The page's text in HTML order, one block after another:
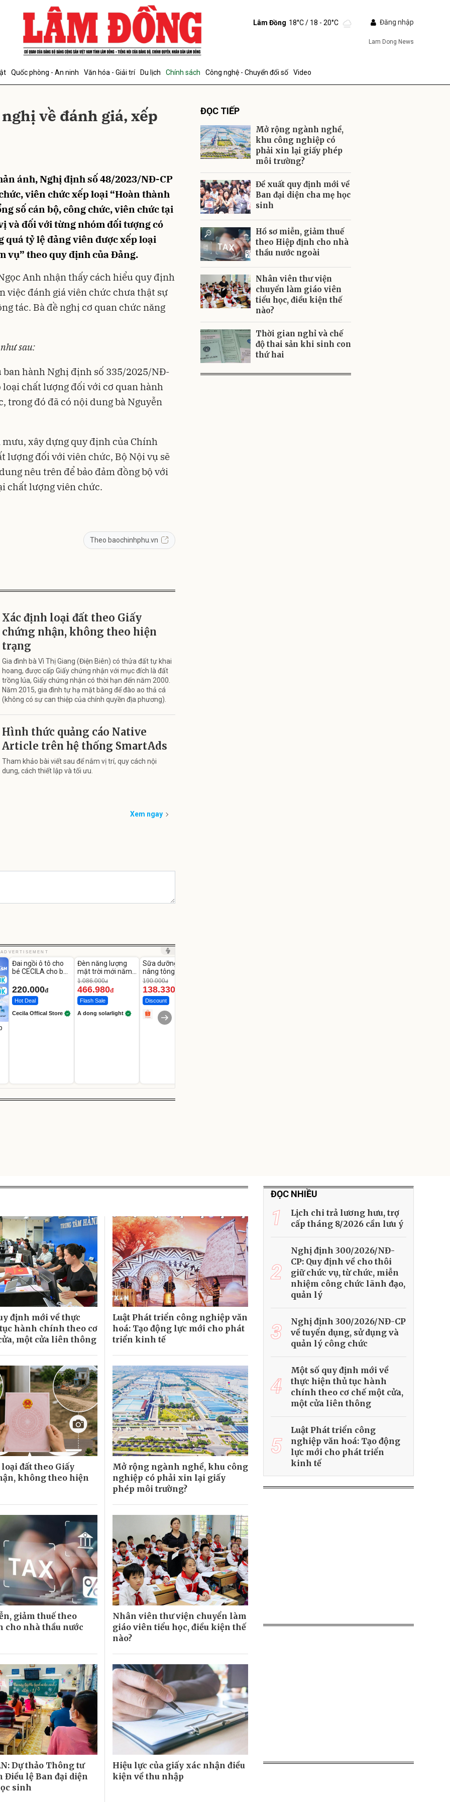
Lâm Đồng 18°C/ 18 - 20°C Đăng nhập
Lam Dong News
Quốc phòng - An ninh Văn hóa - Giải trí Du lịch Chính sách Công nghệ - Chuyển đổi số Video
về đánh giá, xếp
ánh, Nghị định số 48/2023/NĐ-CP
viên chức xếp loại “Hoàn thành
số cán bộ, công chức, viên chức tại
và đối với từng nhóm đối tượng có
tỷ lệ đảng viên được xếp loại
vụ” theo quy định của Đảng.
Anh nhận thấy cách hiểu quy định
việc đánh giá viên chức chưa thật sự
tác. Bà đề nghị cơ quan chức năng
sau:
hành Nghị định số 335/2025/NĐ-
chất lượng đối với cơ quan hành
trong đó đã có nội dung bà Nguyễn
xây dựng quy định của Chính
lượng đối với viên chức, Bộ Nội vụ sẽ
nêu trên để bảo đảm đồng bộ với
chất lượng viên chức.
Theo baochinhphu.vn
Xác định loại đất theo Giấy
chứng nhận, không theo hiện
trạng
Gia đình bà Vì Thị Giang (Điện Biên) có thửa đất tự khai
hoang, được cấp Giấy chứng nhận với mục đích là đất
trồng lúa, Giấy chứng nhận có thời hạn đến năm 2000.
Năm 2015, gia đình tự hạ mặt bằng để đào ao thả cá
(không có sự can thiệp của chính quyền địa phương).
Hình thức quảng cáo Native
Article trên hệ thống SmartAds
Tham khảo bài viết sau để nắm vị trí, quy cách nội
dung, cách thiết lập và tối ưu.
Xem ngay
ADVERTISEMENT
Unmute
Đai ngồi ô tô cho
bé CECILA cho bé
220.000đ
Hot Deal
Cecila Offical Store
-56%
Đèn năng lượng
mặt trời mới năm
2026 có 120 viên
LED lớn
1.086.000đ
466.980đ
Flash Sale
A dong solarlight
-27%
Unmute
Sữa dưỡng thể
nâng tông tức thì
Vaseline Body
190.000đ
138.330
Discount
ĐỌC TIẾP
Mở rộng ngành nghề,
khu công nghiệp có
phải xin lại giấy phép
môi trường?
Đề xuất quy định mới về
Ban đại diện cha mẹ học
sinh
Hồ sơ miễn, giảm thuế
theo Hiệp định cho nhà
thầu nước ngoài
Nhân viên thư viện
chuyển làm giáo viên
tiểu học, điều kiện thế
nào?
Thời gian nghỉ và chế
độ thai sản khi sinh con
thứ hai
định mới về thực
hành chính theo cơ
một cửa liên thông
Luật Phát triển công nghiệp văn
hoá: Tạo động lực mới cho phát
triển kinh tế
đất theo Giấy
không theo hiện
Mở rộng ngành nghề, khu công
nghiệp có phải xin lại giấy
phép môi trường?
giảm thuế theo
cho nhà thầu nước
Nhân viên thư viện chuyển làm
giáo viên tiểu học, điều kiện thế
nào?
Dự thảo Thông tư
Điều lệ Ban đại diện
sinh
Hiệu lực của giấy xác nhận điều
kiện về thu nhập
ĐỌC NHIỀU
1
Lịch chi trả lương hưu, trợ
cấp tháng 8/2026 cần lưu ý
2
Nghị định 300/2026/NĐ-
CP: Quy định về cho thôi
giữ chức vụ, từ chức, miễn
nhiệm công chức lãnh đạo,
quản lý
3
Nghị định 300/2026/NĐ-CP
về tuyển dụng, sử dụng và
quản lý công chức
4
Một số quy định mới về
thực hiện thủ tục hành
chính theo cơ chế một cửa,
một cửa liên thông
5
Luật Phát triển công
nghiệp văn hoá: Tạo động
lực mới cho phát triển
kinh tế
luận